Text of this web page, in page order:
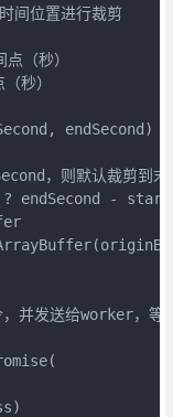
间位置进行裁剪
（秒）
秒）
endSecond)
，则默认裁剪到末
endSecond -
并发送给worker，等